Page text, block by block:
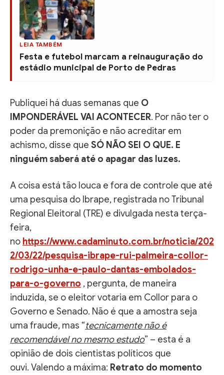
LEIA TAMBÉM
Festa e futebol marcam a reinauguração do
estádio municipal de Porto de Pedras
Publiquei há duas semanas que O
IMPONDERÁVEL VAI ACONTECER. Por não ter o
poder da premonição e não acreditar em
achismo, disse que SÓ NÃO SEI O QUE. E
ninguém saberá até o apagar das luzes.
A coisa está tão louca e fora de controle que até
uma pesquisa do Ibrape, registrada no Tribunal
Regional Eleitoral (TRE) e divulgada nesta terça-
feira,
no https://www.cadaminuto.com.br/noticia/202
2/03/22/pesquisa-ibrape-rui-palmeira-collor-
rodrigo-unha-e-paulo-dantas-embolados-
para-o-governo , pergunta, de maneira
induzida, se o eleitor votaria em Collor para o
Governo e Senado. Não é que a amostra seja
uma fraude, mas “tecnicamente não é
recomendável no mesmo estudo” – esta é a
opinião de dois cientistas políticos que
ouvi. Valendo a máxima: Retrato do momento